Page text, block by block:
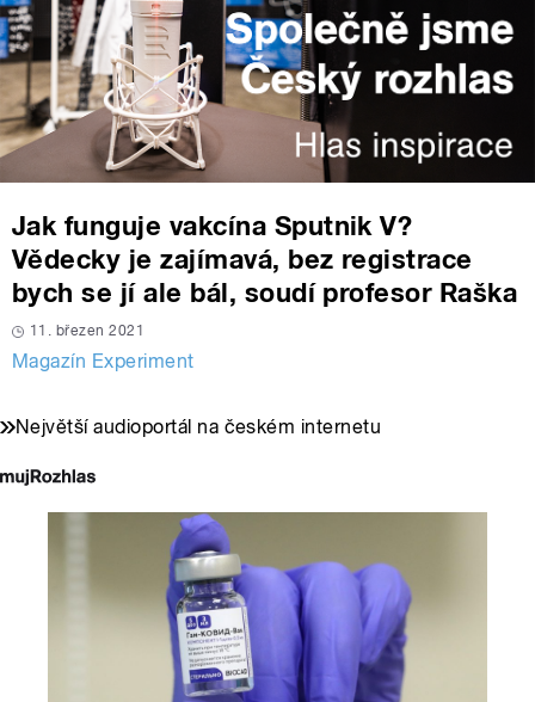
Jak funguje vakcína Sputnik V?
Vědecky je zajímavá, bez registrace
bych se jí ale bál, soudí profesor Raška
11. březen 2021
Magazín Experiment
Největší audioportál na českém internetu